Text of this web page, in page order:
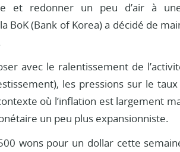
et redonner un peu d’air à
BoK (Bank of Korea) a décidé de
avec le ralentissement de
les pressions sur le
où l’inflation est largement
un peu plus expansionniste.
wons pour un dollar cette